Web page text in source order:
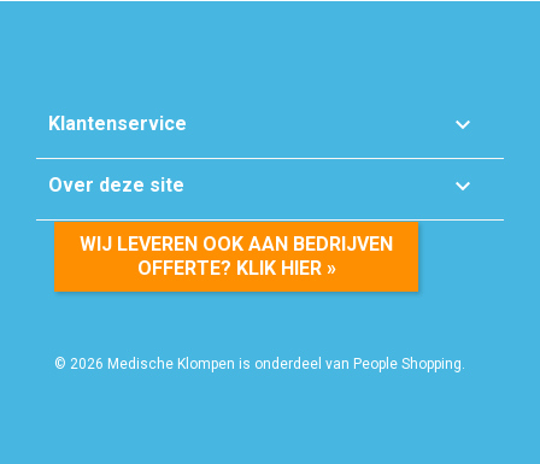
Klantenservice 
Over deze site 
WIJ LEVEREN OOK AAN BEDRIJVEN
OFFERTE? KLIK HIER »
© 2026 Medische Klompen is onderdeel van People Shopping.